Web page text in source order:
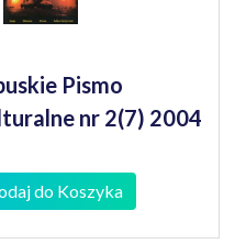
Pismo
nr 2(7) 2004
do Koszyka